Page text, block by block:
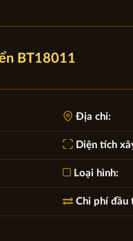
BT18011
Địa chỉ:
Diện tích
Loại hình:
Chi phí đầu